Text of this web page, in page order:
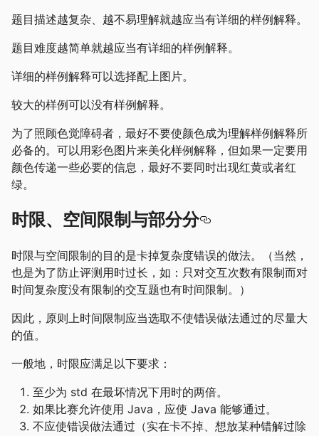
题目描述越复杂、越不易理解就越应当有详细的样例解释。
题目难度越简单就越应当有详细的样例解释。
详细的样例解释可以选择配上图片。
较大的样例可以没有样例解释。
为了照顾色觉障碍者，最好不要使颜色成为理解样例解释所
必备的。可以用彩色图片来美化样例解释，但如果一定要用
颜色传递一些必要的信息，最好不要同时出现红黄或者红
绿。
时限、空间限制与部分分
时限与空间限制的目的是卡掉复杂度错误的做法。（当然，
也是为了防止评测用时过长，如：只对交互次数有限制而对
时间复杂度没有限制的交互题也有时间限制。）
因此，原则上时间限制应当选取不使错误做法通过的尽量大
的值。
一般地，时限应满足以下要求：
至少为 std 在最坏情况下用时的两倍。
如果比赛允许使用 Java，应使 Java 能够通过。
不应使错误做法通过（实在卡不掉、想放某种错解过除